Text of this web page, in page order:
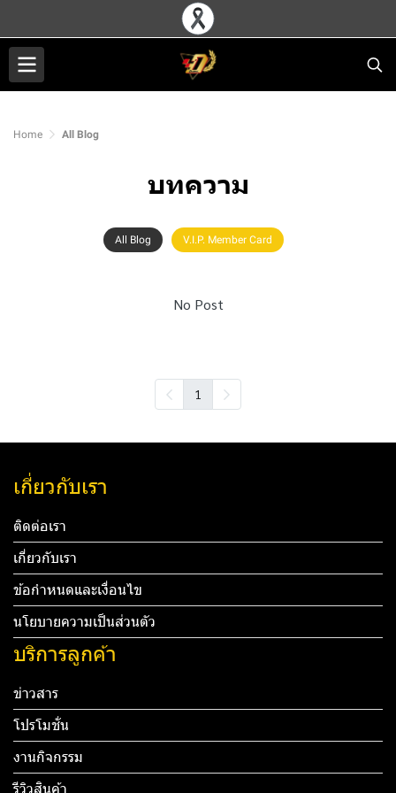
Home All Blog
บทความ
All Blog V.I.P. Member Card
No Post
1
เกี่ยวกับเรา
ติดต่อเรา
เกี่ยวกับเรา
ข้อกำหนดและเงื่อนไข
นโยบายความเป็นส่วนตัว
บริการลูกค้า
ข่าวสาร
โปรโมชั่น
งานกิจกรรม
รีวิวสินค้า